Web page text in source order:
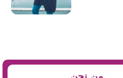
من نحن